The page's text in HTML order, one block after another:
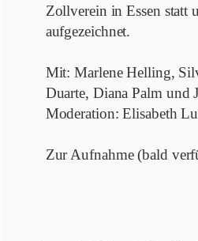
Zollverein in Essen statt
aufgezeichnet.
Mit: Marlene Helling,
Duarte, Diana Palm und
Moderation: Elisabeth
Zur Aufnahme (bald